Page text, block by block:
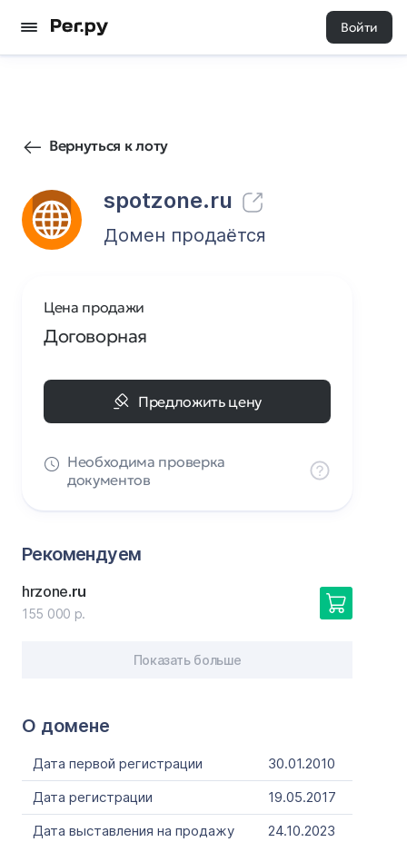
Войти
Вернуться к лоту
spotzone.ru
83 0
Домен продаётся
О домене
Дата первой регистрации
30.01.2010
Дата регистрации
19.05.2017
Дата выставления на продажу
24.10.2023
Цена продажи
Договорная
Предложить цену
Необходима проверка
документов
Рекомендуем
hrzone.ru
155 000 р.
Показать больше